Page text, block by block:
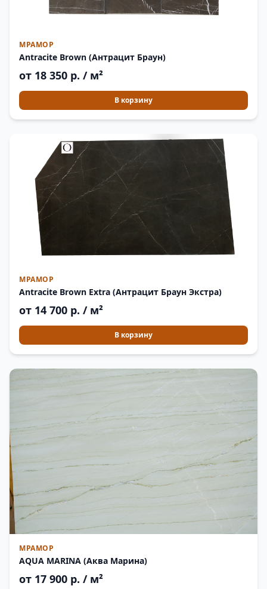
МРАМОР
Antracite Brown (Антрацит Браун)
от 18 350 р. / м²
В корзину
МРАМОР
Antracite Brown Extra (Антрацит Браун Экстра)
от 14 700 р. / м²
В корзину
МРАМОР
AQUA MARINA (Аква Марина)
от 17 900 р. / м²